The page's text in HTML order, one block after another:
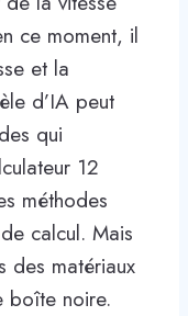
ce moment, il
et la
d’IA peut
qui
12
méthodes
calcul. Mais
des matériaux
boîte noire.